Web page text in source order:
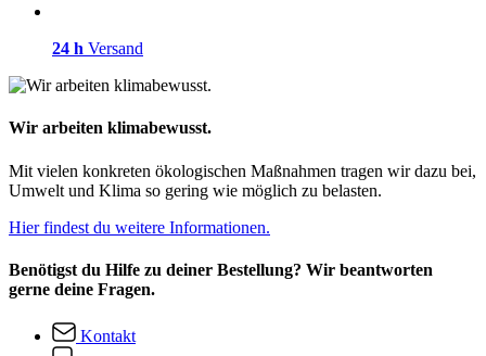
24 h Versand
Wir arbeiten klimabewusst.
Mit vielen konkreten ökologischen Maßnahmen tragen wir dazu bei,
Umwelt und Klima so gering wie möglich zu belasten.
Hier findest du weitere Informationen.
Benötigst du Hilfe zu deiner Bestellung? Wir beantworten
gerne deine Fragen.
Kontakt